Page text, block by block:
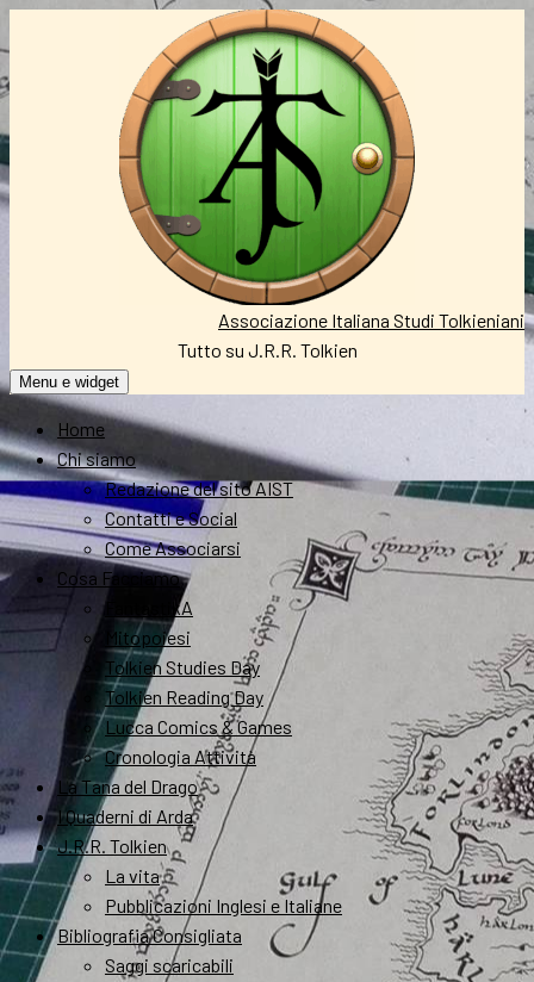
al
contenuto
Associazione Italiana Studi Tolkieniani
Tutto su J.R.R. Tolkien
Menu e widget
Home
Chi siamo
Redazione del sito AIST
Contatti e Social
Come Associarsi
Cosa Facciamo
FantastikA
Mitopoiesi
Tolkien Studies Day
Tolkien Reading Day
Lucca Comics & Games
Cronologia Attività
La Tana del Drago
I Quaderni di Arda
J.R.R. Tolkien
La vita
Pubblicazioni Inglesi e Italiane
Bibliografia Consigliata
Saggi scaricabili